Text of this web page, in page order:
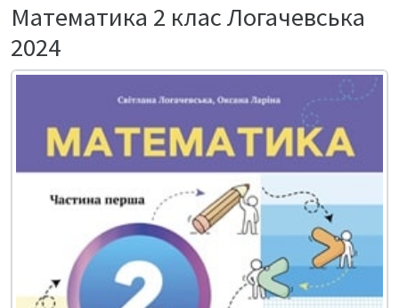
Математика 2 клас Логачевська
2024